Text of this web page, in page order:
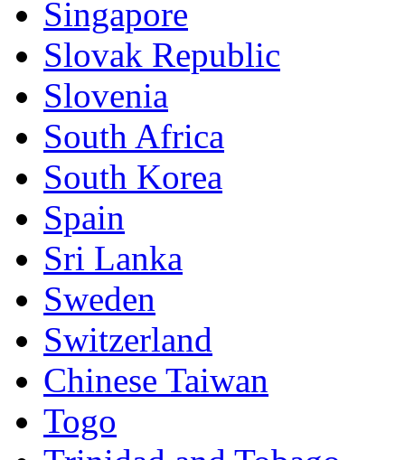
Singapore
Slovak Republic
Slovenia
South Africa
South Korea
Spain
Sri Lanka
Sweden
Switzerland
Chinese Taiwan
Togo